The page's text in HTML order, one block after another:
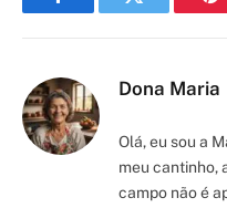
FacebookTwitter
Dona Maria
Olá, eu sou a
meu cantinho,
campo não é